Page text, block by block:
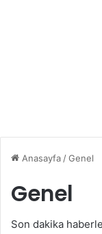
Anasayfa /Genel
Genel
Son dakika